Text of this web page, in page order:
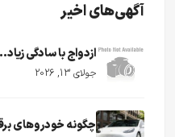
آگهی‌های اخیر
ازدواج با سادگی
جولای 13, 2026
چگونه خودروهای